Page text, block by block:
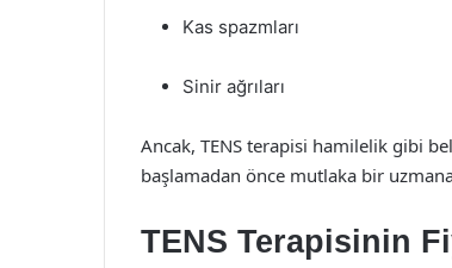
Kas spazmları
Sinir ağrıları
Ancak, TENS terapisi hamilelik gibi
başlamadan önce mutlaka bir
TENS Terapisinin